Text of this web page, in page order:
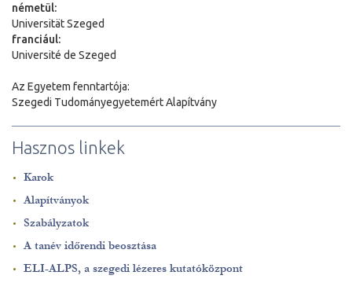
németül:
Universität Szeged
franciául:
Université de Szeged
Az Egyetem fenntartója:
Szegedi Tudományegyetemért Alapítvány
Hasznos linkek
Karok
Alapítványok
Szabályzatok
A tanév időrendi beosztása
ELI-ALPS, a szegedi lézeres kutatóközpont